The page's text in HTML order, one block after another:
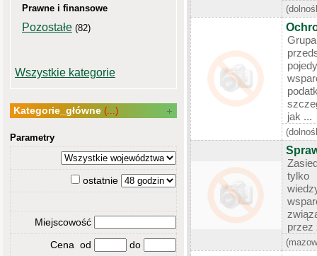
Prawne i finansowe
Pozostałe (82)
Wszystkie kategorie
Kategorie_główne (...)
Parametry
ostatnie
Miejscowość
Cena od
do
jak ...
tylko
przez